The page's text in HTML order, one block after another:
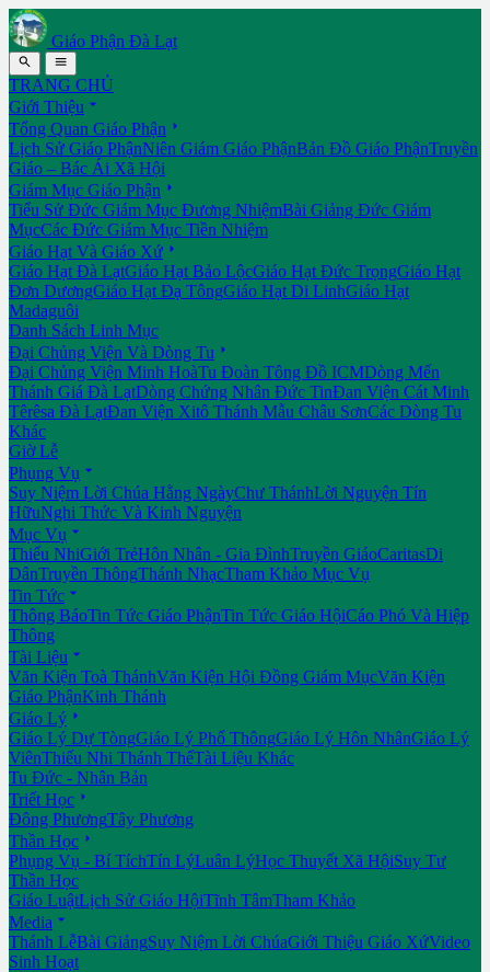
Giáo Phận Đà Lạt
 
TRANG CHỦ
Giới Thiệu 
Tổng Quan Giáo Phận 
Lịch Sử Giáo PhậnNiên Giám Giáo PhậnBản Đồ Giáo PhậnTruyền
Giáo – Bác Ái Xã Hội
Giám Mục Giáo Phận 
Tiểu Sử Đức Giám Mục Đương NhiệmBài Giảng Đức Giám
MụcCác Đức Giám Mục Tiền Nhiệm
Giáo Hạt Và Giáo Xứ 
Giáo Hạt Đà LạtGiáo Hạt Bảo LộcGiáo Hạt Đức TrọngGiáo Hạt
Đơn DươngGiáo Hạt Đạ TôngGiáo Hạt Di LinhGiáo Hạt
Madaguôi
Danh Sách Linh Mục
Đại Chủng Viện Và Dòng Tu 
Đại Chủng Viện Minh HoàTu Đoàn Tông Đồ ICMDòng Mến
Thánh Giá Đà LạtDòng Chứng Nhân Đức TinĐan Viện Cát Minh
Têrêsa Đà LạtĐan Viện Xitô Thánh Mẫu Châu SơnCác Dòng Tu
Khác
Giờ Lễ
Phụng Vụ 
Suy Niệm Lời Chúa Hằng NgàyChư ThánhLời Nguyện Tín
HữuNghi Thức Và Kinh Nguyện
Mục Vụ 
Thiếu NhiGiới TrẻHôn Nhân - Gia ĐìnhTruyền GiáoCaritasDi
DânTruyền ThôngThánh NhạcTham Khảo Mục Vụ
Tin Tức 
Thông BáoTin Tức Giáo PhậnTin Tức Giáo HộiCáo Phó Và Hiệp
Thông
Tài Liệu 
Văn Kiện Toà ThánhVăn Kiện Hội Đồng Giám MụcVăn Kiện
Giáo PhậnKinh Thánh
Giáo Lý 
Giáo Lý Dự TòngGiáo Lý Phổ ThôngGiáo Lý Hôn NhânGiáo Lý
ViênThiếu Nhi Thánh ThểTài Liệu Khác
Tu Đức - Nhân Bản
Triết Học 
Đông PhươngTây Phương
Thần Học 
Phụng Vụ - Bí TíchTín LýLuân LýHọc Thuyết Xã HộiSuy Tư
Thần Học
Giáo LuậtLịch Sử Giáo HộiTĩnh TâmTham Khảo
Media 
Thánh LễBài GiảngSuy Niệm Lời ChúaGiới Thiệu Giáo XứVideo
Sinh Hoạt